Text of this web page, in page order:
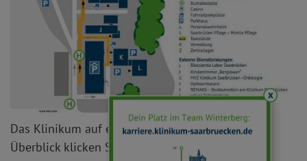
Das Klinikum auf einen Blick - für den gesamten
Überblick klicken Sie bitte auf das Bild.
x